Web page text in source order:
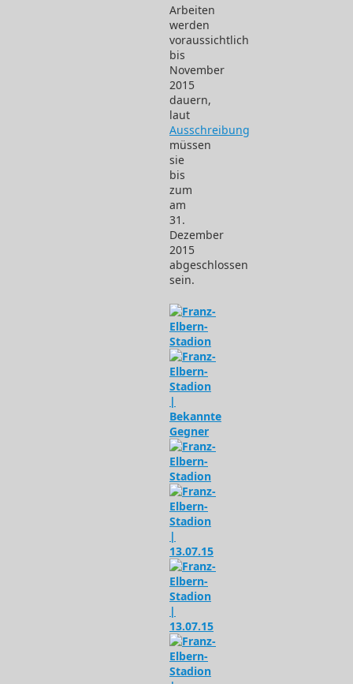
Arbeiten
werden
voraussichtlich
bis
November
2015
dauern,
laut
Ausschreibung
müssen
sie
bis
zum
am
31.
Dezember
2015
abgeschlossen
sein.